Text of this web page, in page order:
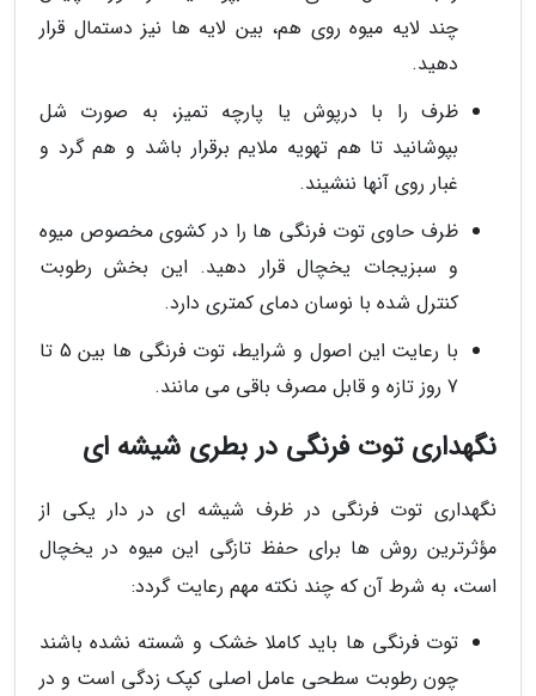
چند لایه میوه روی هم، بین لایه ها نیز دستمال قرار
دهید.
ظرف را با درپوش یا پارچه تمیز، به صورت شل
بپوشانید تا هم تهویه ملایم برقرار باشد و هم گرد و
غبار روی آنها ننشیند.
ظرف حاوی توت فرنگی ها را در کشوی مخصوص میوه
و سبزیجات یخچال قرار دهید. این بخش رطوبت
کنترل شده با نوسان دمای کمتری دارد.
با رعایت این اصول و شرایط، توت فرنگی ها بین 5 تا
7 روز تازه و قابل مصرف باقی می مانند.
نگهداری توت فرنگی در بطری شیشه ای
نگهداری توت فرنگی در ظرف شیشه ای در دار یکی از
مؤثرترین روش ها برای حفظ تازگی این میوه در یخچال
است، به شرط آن که چند نکته مهم رعایت گردد:
توت فرنگی ها باید کاملا خشک و شسته نشده باشند
چون رطوبت سطحی عامل اصلی کپک زدگی است و در